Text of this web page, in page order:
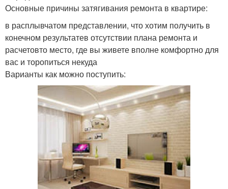
Основные причины затягивания ремонта в квартире:
в расплывчатом представлении, что хотим получить в
конечном результатев отсутствии плана ремонта и
расчетовто место, где вы живете вполне комфортно для
вас и торопиться некуда
Варианты как можно поступить: